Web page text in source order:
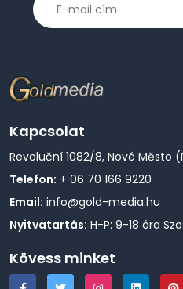
Kapcsolat
Revoluční 1082/8, Nové Město
Telefon: + 06 70 166 9220
Email: info@gold-media.hu
Nyitvatartás: H-P: 9-18 óra
Kövess minket